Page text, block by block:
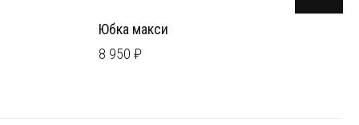
Юбка макси
8 950 ₽